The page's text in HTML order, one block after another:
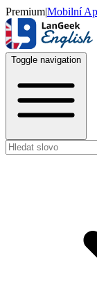
Premium|Mobilní
Toggle navigation